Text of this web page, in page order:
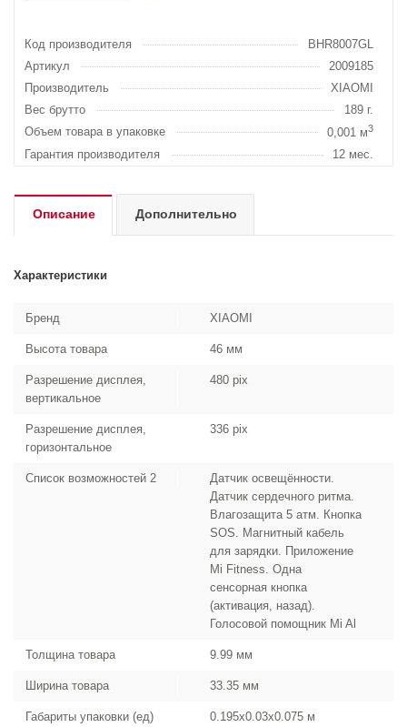
Код производителя
BHR8007GL
Артикул
2009185
Производитель
XIAOMI
Вес брутто
189 г.
Объем товара в упаковке
0,001 м3
Гарантия производителя 12 мес.
Описание Дополнительно
Характеристики
Бренд XIAOMI
Высота товара 46 мм
Разрешение дисплея,
вертикальное
480 pix
Разрешение дисплея,
горизонтальное
336 pix
Список возможностей 2
Датчик освещённости.
Датчик сердечного ритма.
Влагозащита 5 атм. Кнопка
SOS. Магнитный кабель
для зарядки. Приложение
Mi Fitness. Одна
сенсорная кнопка
(активация, назад).
Голосовой помощник Mi Al
Толщина товара 9.99 мм
Ширина товара 33.35 мм
Габариты упаковки (ед)
0.195x0.03x0.075 м